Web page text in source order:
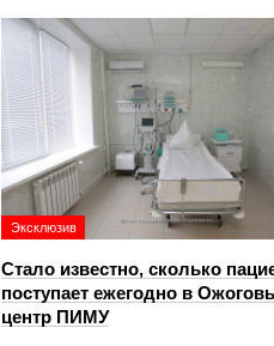
Эксклюзив
Стало известно, сколько
поступает ежегодно в
центр ПИМУ